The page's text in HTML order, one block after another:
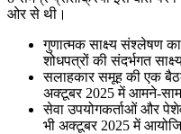
ओर से थी।
गुणात्मक साक्ष्य संश्लेषण
शोधपत्रों की संदर्भगत
सलाहकार समूह की एक
अक्टूबर 2025 में आमने-
सेवा उपयोगकर्ताओं और
भी अक्टूबर 2025 में